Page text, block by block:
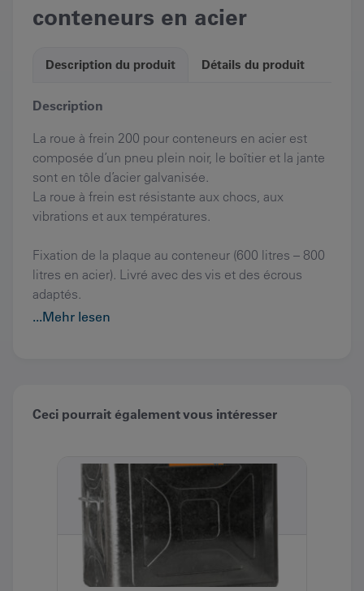
conteneurs en acier
Description du produit Détails du produit
Description
La roue à frein 200 pour conteneurs en acier est
composée d’un pneu plein noir, le boîtier et la jante
sont en tôle d’acier galvanisée.
La roue à frein est résistante aux chocs, aux
vibrations et aux températures.
Fixation de la plaque au conteneur (600 litres – 800
litres en acier). Livré avec des vis et des écrous
adaptés.
actuel.
...Mehr lesen
Ceci pourrait également vous intéresser